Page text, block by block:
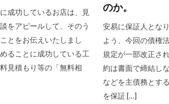
成功しているお店は、見
をアピールして、そのう
とをお伝えいたしまし
ることに成功している工
見積もり等の「無料相
のか。
安易に保証人とな
よう、今回の債権
規定が一部改正さ
約は書面で締結し
などを主債務とす
を保証 […]